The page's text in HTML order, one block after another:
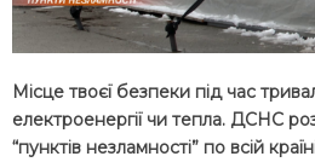
Місце твоєї безпеки під час
електроенергії чи тепла. ДСНС
“пунктів незламності” по всій